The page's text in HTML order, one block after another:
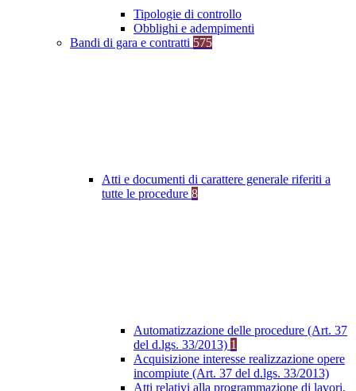
Tipologie di controllo
Obblighi e adempimenti
Bandi di gara e contratti 575
Atti e documenti di carattere generale riferiti a
tutte le procedure 8
Automatizzazione delle procedure (Art. 37
del d.lgs. 33/2013) 1
Acquisizione interesse realizzazione opere
incompiute (Art. 37 del d.lgs. 33/2013)
Atti relativi alla programmazione di lavori,